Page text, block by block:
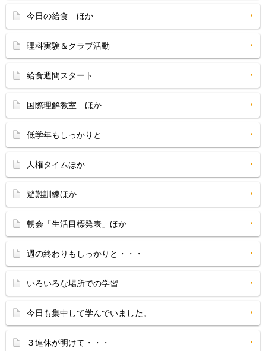
今日の給食 ほか
理科実験＆クラブ活動
給食週間スタート
国際理解教室 ほか
低学年もしっかりと
人権タイムほか
避難訓練ほか
朝会「生活目標発表」ほか
週の終わりもしっかりと・・・
いろいろな場所での学習
今日も集中して学んでいました。
３連休が明けて・・・